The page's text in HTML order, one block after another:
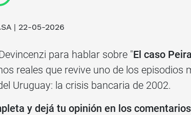
| 22-05-2026
para hablar sobre "El caso
reales que revive uno de los episodios
Uruguay: la crisis bancaria de 2002.
y dejá tu opinión en los